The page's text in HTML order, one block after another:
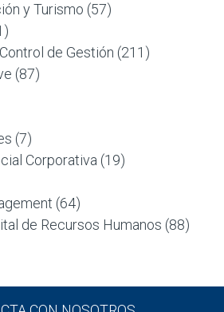
y Turismo (57)
de Gestión (211)
(87)
(7)
Corporativa (19)
(64)
de Recursos Humanos (88)